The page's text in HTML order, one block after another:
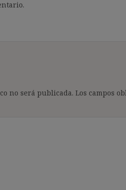
no será publicada. Los campos